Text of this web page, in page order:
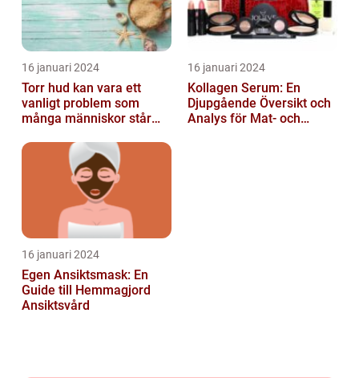
16 januari 2024
Torr hud kan vara ett
vanligt problem som
många människor står
16 januari 2024
Kollagen Serum: En
Djupgående Översikt och
Analys för Mat- och
16 januari 2024
Egen Ansiktsmask: En
Guide till Hemmagjord
Ansiktsvård